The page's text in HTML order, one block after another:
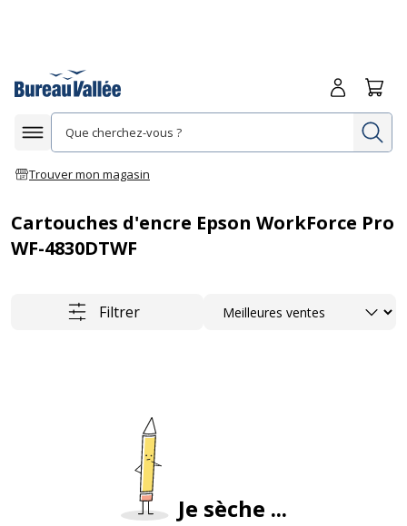
Afficher la navigation
Trouver mon magasin
Me
Cartouches d'encre Epson WorkForce Pro
WF-4830DTWF
Filtrer Trier
Je sèche ...